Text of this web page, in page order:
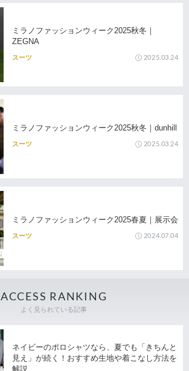
ミラノファッションウィーク2025秋冬｜
ZEGNA
スーツ 2025.03.24
ミラノファッションウィーク2025秋冬｜dunhill
スーツ 2025.03.24
ミラノファッションウィーク2025春夏｜展示会
スーツ 2024.07.04
ACCESS RANKING
よく見られている記事
ネイビーのポロシャツなら、夏でも「きちんと
見え」が続く！おすすめ生地や着こなし方法を
解説